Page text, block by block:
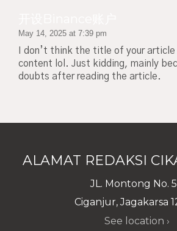
May 14, 2025 at 7:39 pm
I don’t think the title of your
content lol. Just kidding, mainly
doubts after reading the article.
ALAMAT REDAKSI
JL. Montong No.
Ciganjur, Jagakarsa
See location ›